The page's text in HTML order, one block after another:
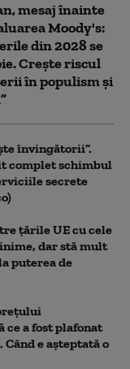
mesaj înainte
Moody's:
din 2028 se
Crește riscul
în populism și
învingătorii”.
complet schimbul
secrete
țările UE cu cele
dar stă mult
puterea de
a fost plafonat
e așteptată o